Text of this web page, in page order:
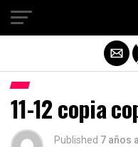
11-12 copia
Published 7 años
Salir